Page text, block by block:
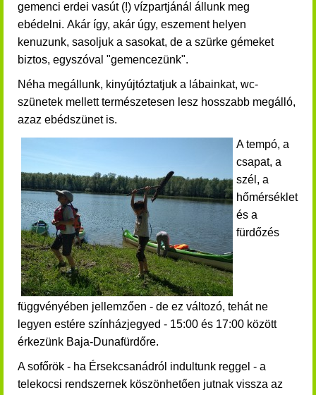
gemenci erdei vasút (!) vízpartjánál állunk meg
ebédelni. Akár így, akár úgy, eszement helyen
kenuzunk, sasoljuk a sasokat, de a szürke gémeket
biztos, egyszóval "gemencezünk".
Néha megállunk, kinyújtóztatjuk a lábainkat, wc-
szünetek mellett természetesen lesz hosszabb megálló,
azaz ebédszünet is.
A tempó, a
csapat, a
szél, a
hőmérséklet
és a
fürdőzés
függvényében jellemzően - de ez változó, tehát ne
legyen estére színházjegyed - 15:00 és 17:00 között
érkezünk Baja-Dunafürdőre.
A sofőrök - ha Érsekcsanádról indultunk reggel - a
telekocsi rendszernek köszönhetően jutnak vissza az